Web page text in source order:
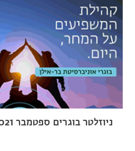
ניוזלטר בוגרים ספטמבר 2021